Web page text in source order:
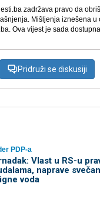
zadržava pravo da
Mišljenja iznešena u
Ova vijest je sada
Pridruži se diskusiji
PDP-a
Vlast u RS-u
naprave
voda